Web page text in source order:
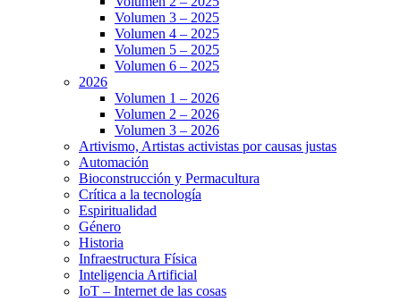
Volumen 3 – 2025
Volumen 4 – 2025
Volumen 5 – 2025
Volumen 6 – 2025
2026
Volumen 1 – 2026
Volumen 2 – 2026
Volumen 3 – 2026
Artivismo, Artistas activistas por causas justas
Automación
Bioconstrucción y Permacultura
Crítica a la tecnología
Espiritualidad
Género
Historia
Infraestructura Física
Inteligencia Artificial
IoT – Internet de las cosas